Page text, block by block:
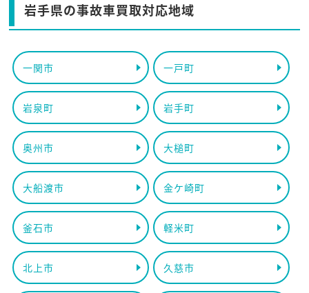
岩手県の事故車買取対応地域
一関市 一戸町
岩泉町 岩手町
奥州市 大槌町
大船渡市 金ケ崎町
釜石市 軽米町
北上市 久慈市